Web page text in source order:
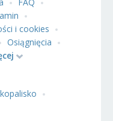
i cookies
Osiągnięcia